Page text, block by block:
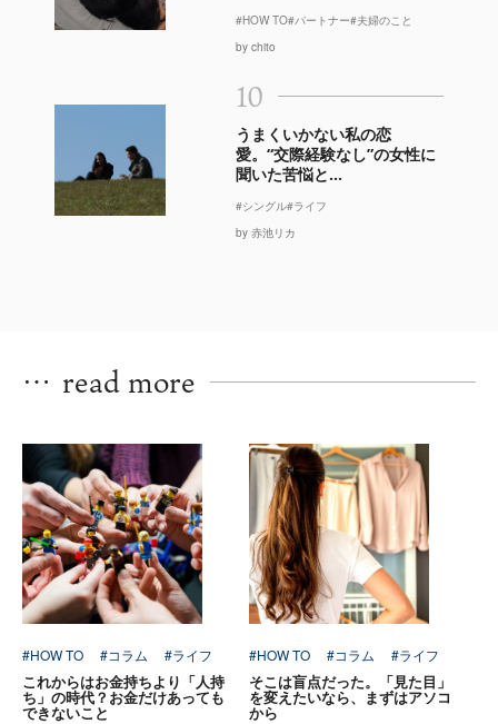
#HOW TO#パートナー#夫婦のこと
by chito
10
うまくいかない私の恋
愛。“交際経験なし”の女性に
聞いた苦悩と...
#シングル#ライフ
by 赤池リカ
… read more
#HOW TO #コラム #ライフ
これからはお金持ちより「人持
ち」の時代？お金だけあっても
できないこと
#HOW TO #コラム #ライフ
そこは盲点だった。「見た目」
を変えたいなら、まずはアソコ
から